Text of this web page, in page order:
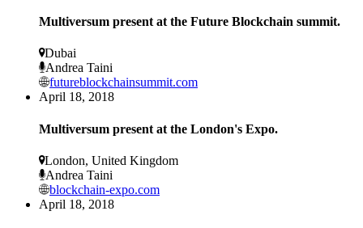
Multiversum present at the Future Blockchain summit.
Dubai
Andrea Taini
futureblockchainsummit.com
April 18, 2018
Multiversum present at the London's Expo.
London, United Kingdom
Andrea Taini
blockchain-expo.com
April 18, 2018